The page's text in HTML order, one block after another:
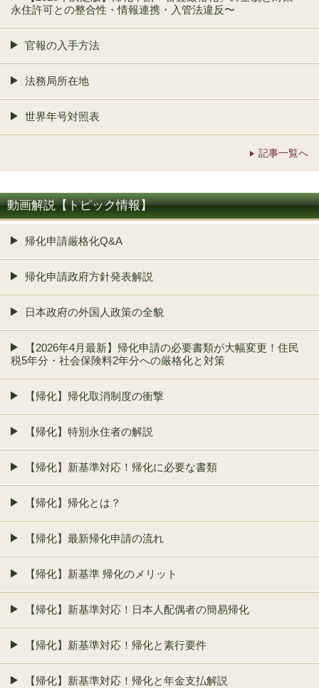
永住許可との整合性・情報連携・入管法違反〜
官報の入手方法
法務局所在地
世界年号対照表
記事一覧へ
動画解説【トピック情報】
帰化申請厳格化Q&A
帰化申請政府方針発表解説
日本政府の外国人政策の全貌
【2026年4月最新】帰化申請の必要書類が大幅変更！住民
税5年分・社会保険料2年分への厳格化と対策
【帰化】帰化取消制度の衝撃
【帰化】特別永住者の解説
【帰化】新基準対応！帰化に必要な書類
【帰化】帰化とは？
【帰化】最新帰化申請の流れ
【帰化】新基準 帰化のメリット
【帰化】新基準対応！日本人配偶者の簡易帰化
【帰化】新基準対応！帰化と素行要件
【帰化】新基準対応！帰化と年金支払解説